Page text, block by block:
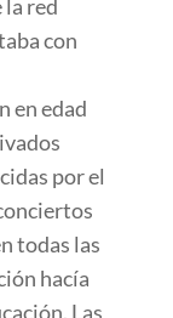
red
con
en edad
por el
todas las
hacía
Las